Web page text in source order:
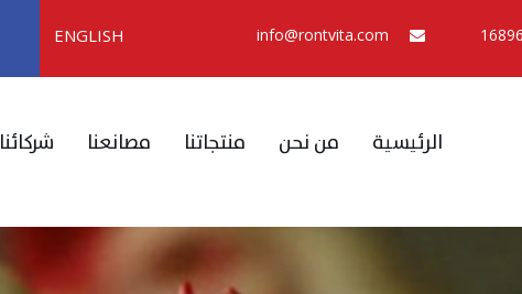
ENGLISH
الرئيسية من نحن منتجاتنا مصانعنا شركائنا